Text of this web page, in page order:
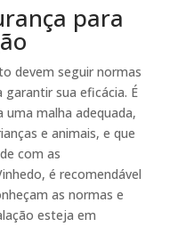
para
devem seguir normas
garantir sua eficácia. É
malha adequada,
e animais, e que
com as
é recomendável
as normas e
esteja em